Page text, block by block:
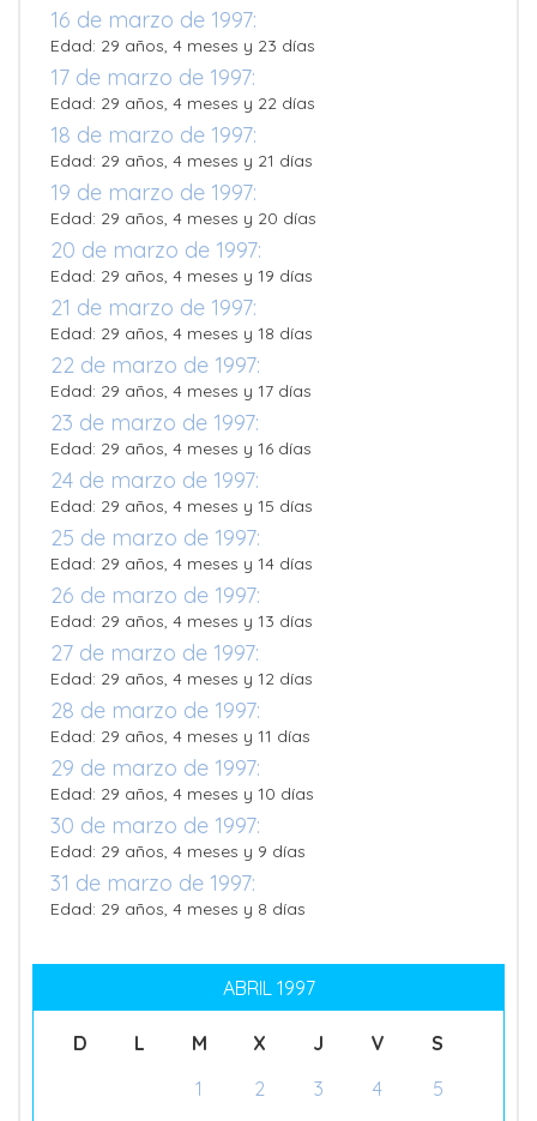
16 de marzo de 1997:
Edad: 29 años, 4 meses y 23 días
17 de marzo de 1997:
Edad: 29 años, 4 meses y 22 días
18 de marzo de 1997:
Edad: 29 años, 4 meses y 21 días
19 de marzo de 1997:
Edad: 29 años, 4 meses y 20 días
20 de marzo de 1997:
Edad: 29 años, 4 meses y 19 días
21 de marzo de 1997:
Edad: 29 años, 4 meses y 18 días
22 de marzo de 1997:
Edad: 29 años, 4 meses y 17 días
23 de marzo de 1997:
Edad: 29 años, 4 meses y 16 días
24 de marzo de 1997:
Edad: 29 años, 4 meses y 15 días
25 de marzo de 1997:
Edad: 29 años, 4 meses y 14 días
26 de marzo de 1997:
Edad: 29 años, 4 meses y 13 días
27 de marzo de 1997:
Edad: 29 años, 4 meses y 12 días
28 de marzo de 1997:
Edad: 29 años, 4 meses y 11 días
29 de marzo de 1997:
Edad: 29 años, 4 meses y 10 días
30 de marzo de 1997:
Edad: 29 años, 4 meses y 9 días
31 de marzo de 1997:
Edad: 29 años, 4 meses y 8 días
ABRIL 1997
D L M X J V
S
1
2 3 4
5